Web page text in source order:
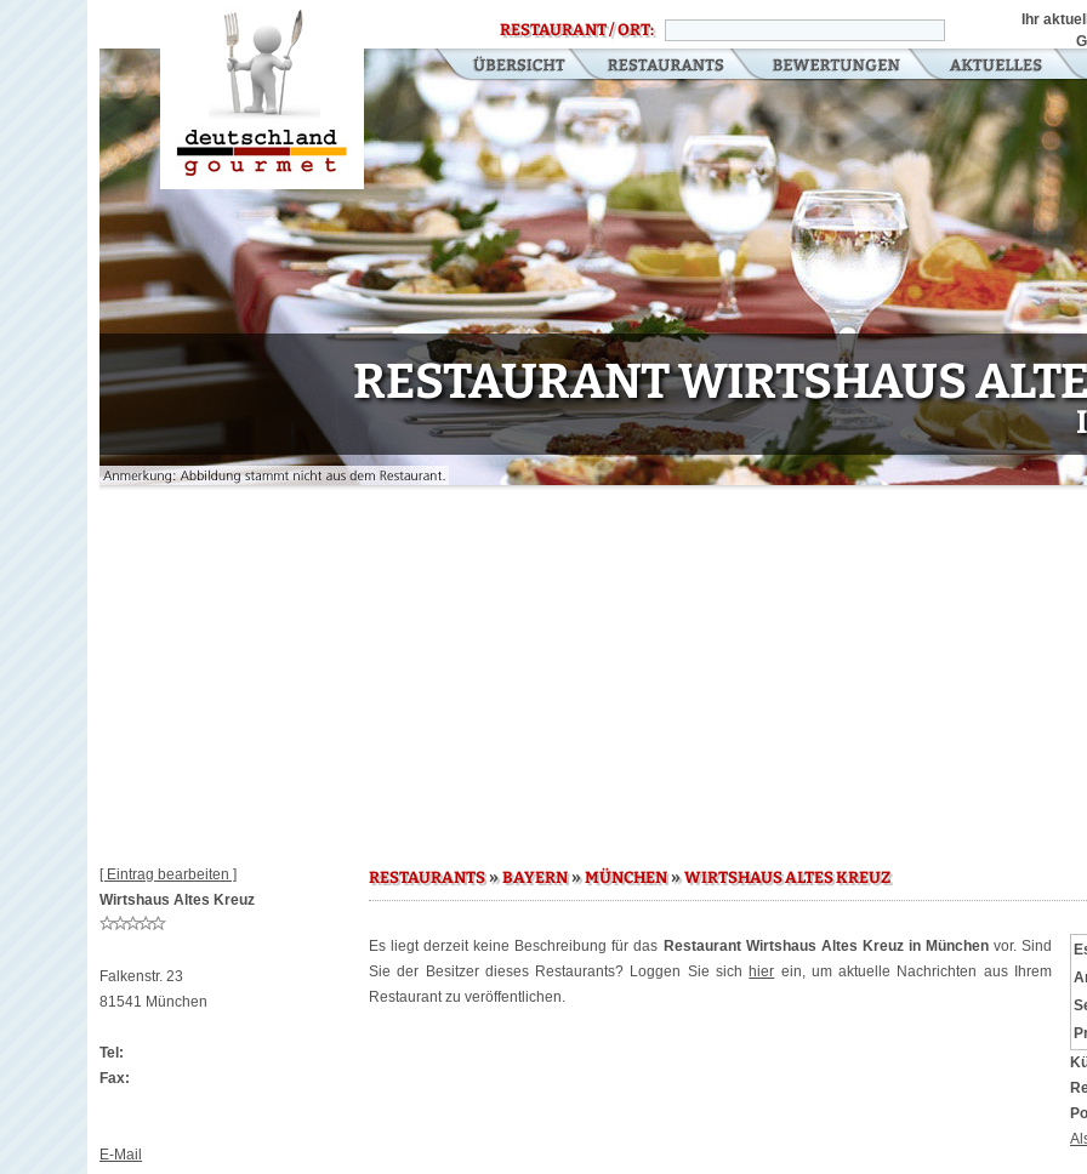
RESTAURANT / ORT:
Ihr
RESTAURANT WIRTSHAUS
[ Eintrag bearbeiten ]
Wirtshaus Altes Kreuz
Falkenstr. 23
81541 München
Tel:
Fax:
E-Mail
RESTAURANTS»BAYERN»MÜNCHEN»WIRTSHAUS ALTES KREUZ
Es liegt derzeit keine Beschreibung für das Restaurant Wirtshaus Altes Kreuz in Münchenvor. Sind
Sie der Besitzer dieses Restaurants? Loggen Sie sich hier ein, um aktuelle Nachrichten aus Ihrem
Restaurant zu veröffentlichen.